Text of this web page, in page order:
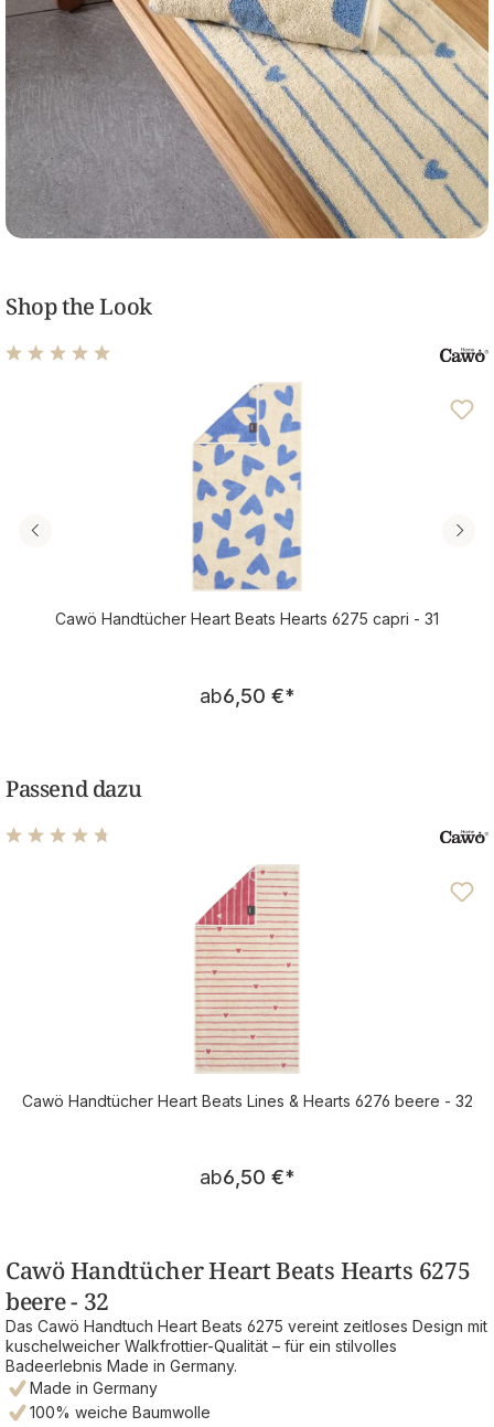
Shop the Look
Durchschnittliche Bewertung von 5 von 5 Sternen
Cawö Handtücher Heart Beats Hearts 6275 capri - 31
Regulärer Preis:
ab6,50 €*
Passend dazu
Durchschnittliche Bewertung von 4.63 von 5 Sternen
Cawö Handtücher Heart Beats Lines & Hearts 6276 beere - 32
Regulärer Preis:
ab6,50 €*
Cawö Handtücher Heart Beats Hearts 6275
beere - 32
Das Cawö Handtuch Heart Beats 6275 vereint zeitloses Design mit
kuschelweicher Walkfrottier-Qualität – für ein stilvolles
Badeerlebnis Made in Germany.
Made in Germany
100% weiche Baumwolle